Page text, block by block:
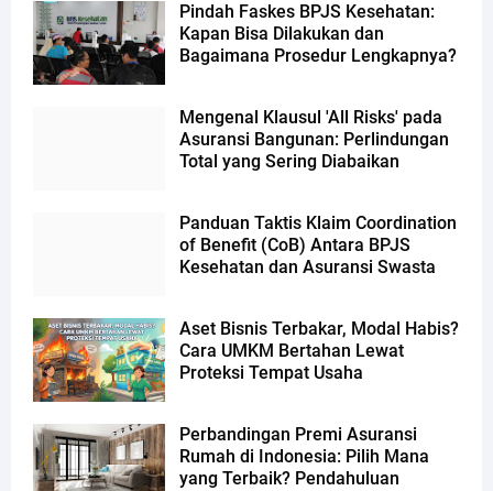
Pindah Faskes BPJS Kesehatan:
Kapan Bisa Dilakukan dan
Bagaimana Prosedur Lengkapnya?
Mengenal Klausul 'All Risks' pada
Asuransi Bangunan: Perlindungan
Total yang Sering Diabaikan
Panduan Taktis Klaim Coordination
of Benefit (CoB) Antara BPJS
Kesehatan dan Asuransi Swasta
Aset Bisnis Terbakar, Modal Habis?
Cara UMKM Bertahan Lewat
Proteksi Tempat Usaha
Perbandingan Premi Asuransi
Rumah di Indonesia: Pilih Mana
yang Terbaik? Pendahuluan